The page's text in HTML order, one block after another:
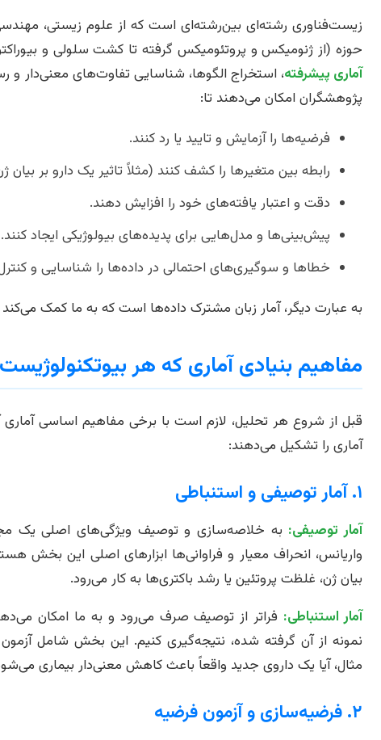
زیست‌فناوری رشته‌ای بین‌رشته‌ای است که از علوم زیستی،
حوزه (از ژنومیکس و پروتئومیکس گرفته تا کشت سلولی و
آماری پیشرفته، استخراج الگوها، شناسایی تفاوت‌های معنی‌دار و
پژوهشگران امکان می‌دهند تا:
فرضیه‌ها را آزمایش و تایید یا رد کنند.
رابطه بین متغیرها را کشف کنند (مثلاً تاثیر یک دارو بر بیان
دقت و اعتبار یافته‌های خود را افزایش دهند.
پیش‌بینی‌ها و مدل‌هایی برای پدیده‌های بیولوژیکی ایجاد کنند.
خطاها و سوگیری‌های احتمالی در داده‌ها را شناسایی و
به عبارت دیگر، آمار زبان مشترک داده‌ها است که به ما کمک می‌کند
مفاهیم بنیادی آماری که هر بیوتکنولوژیست
قبل از شروع هر تحلیل، لازم است با برخی مفاهیم اساسی
آماری را تشکیل می‌دهند:
۱. آمار توصیفی و استنباطی
آمار توصیفی: به خلاصه‌سازی و توصیف ویژگی‌های اصلی یک
واریانس، انحراف معیار و فراوانی‌ها ابزارهای اصلی این بخش
بیان ژن، غلظت پروتئین یا رشد باکتری‌ها به کار می‌رود.
آمار استنباطی: فراتر از توصیف صرف می‌رود و به ما امکان
نمونه از آن گرفته شده، نتیجه‌گیری کنیم. این بخش شامل
مثال، آیا یک داروی جدید واقعاً باعث کاهش معنی‌دار بیماری
۲. فرضیه‌سازی و آزمون فرضیه